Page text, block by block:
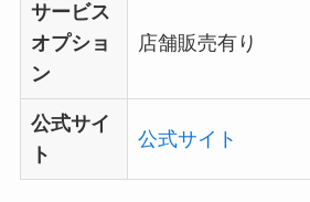
サービス
オプショ
ン
店舗販売有り
公式サイ
ト
公式サイト